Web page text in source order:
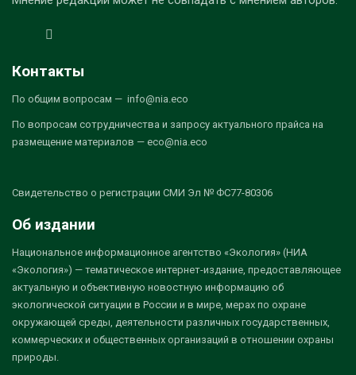
Контакты
По общим вопросам — info@nia.eco
По вопросам сотрудничества и запросу актуального прайса на
размещение материалов — eco@nia.eco
Свидетельство о регистрации СМИ Эл № ФС77-80306
Об издании
Национальное информационное агентство «Экология» (НИА
«Экология») — тематическое интернет-издание, предоставляющее
актуальную и объективную новостную информацию об
экологической ситуации в России и в мире, мерах по охране
окружающей среды, деятельности различных государственных,
коммерческих и общественных организаций в отношении охраны
природы.